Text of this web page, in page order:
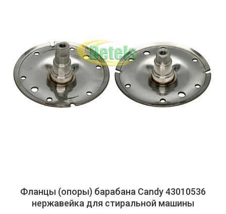
Фланцы (опоры) барабана Candy 43010536
нержавейка для стиральной машины